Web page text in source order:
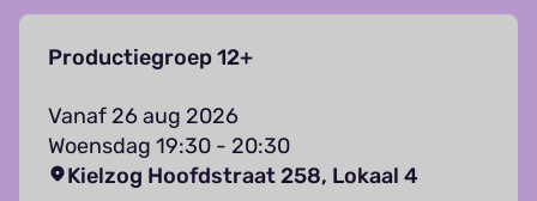
Productiegroep 12+
Vanaf 26 aug 2026
Woensdag 19:30 - 20:30
Kielzog Hoofdstraat 258, Lokaal 4